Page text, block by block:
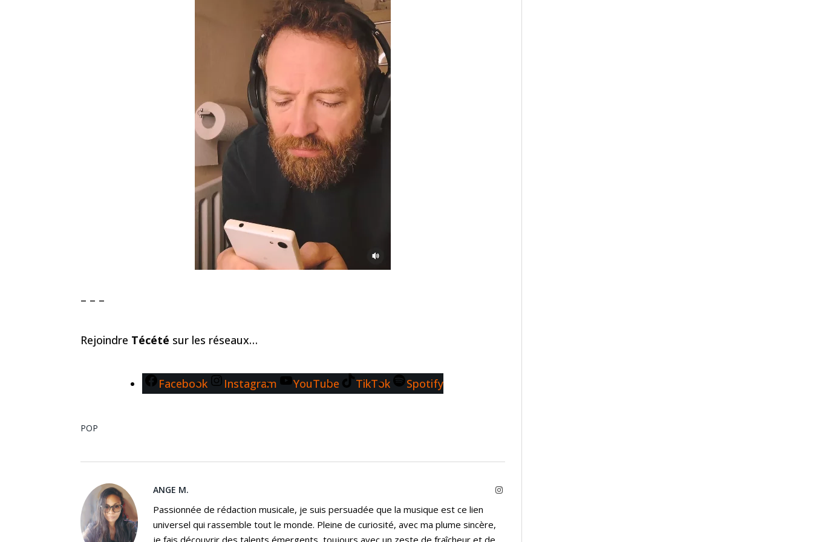
– – –
Rejoindre Técété sur les réseaux…
Facebook Instagram YouTube TikTok Spotify
POP
ANGE M. Instagram
Passionnée de rédaction musicale, je suis persuadée que la musique est ce lien
universel qui rassemble tout le monde. Pleine de curiosité, avec ma plume sincère,